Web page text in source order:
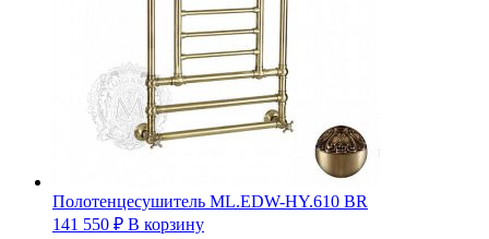
Полотенцесушитель ML.EDW-HY.610 BR
141 550 ₽ В корзину